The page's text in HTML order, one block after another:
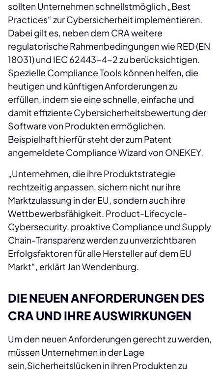
sollten Unternehmen schnellstmöglich „Best
Practices“ zur Cybersicherheit implementieren.
Dabei gilt es, neben dem CRA weitere
regulatorische Rahmenbedingungen wie RED (EN
18031) und IEC 62443-4-2 zu berücksichtigen.
Spezielle Compliance Tools können helfen, die
heutigen und künftigen Anforderungen zu
erfüllen, indem sie eine schnelle, einfache und
damit effiziente Cybersicherheitsbewertung der
Software von Produkten ermöglichen.
Beispielhaft hierfür steht der zum Patent
angemeldete Compliance Wizard von ONEKEY.
„Unternehmen, die ihre Produktstrategie
rechtzeitig anpassen, sichern nicht nur ihre
Marktzulassung in der EU, sondern auch ihre
Wettbewerbsfähigkeit. Product-Lifecycle-
Cybersecurity, proaktive Compliance und Supply
Chain-Transparenz werden zu unverzichtbaren
Erfolgsfaktoren für alle Hersteller auf dem EU
Markt“, erklärt Jan Wendenburg.
DIE NEUEN ANFORDERUNGEN DES
CRA UND IHRE AUSWIRKUNGEN
Um den neuen Anforderungen gerecht zu werden,
müssen Unternehmen in der Lage
sein,Sicherheitslücken in ihren Produkten zu